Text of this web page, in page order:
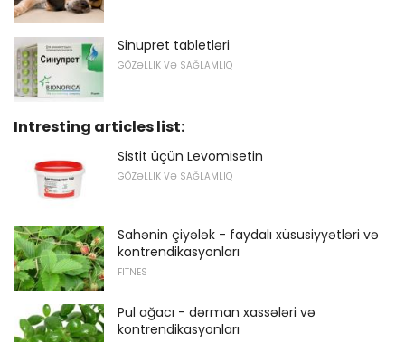
Sinupret tabletləri
GÖZƏLLIK VƏ SAĞLAMLIQ
Intresting articles list:
Sistit üçün Levomisetin
GÖZƏLLIK VƏ SAĞLAMLIQ
Sahənin çiyələk - faydalı xüsusiyyətləri və
kontrendikasyonları
FITNES
Pul ağacı - dərman xassələri və
kontrendikasyonları